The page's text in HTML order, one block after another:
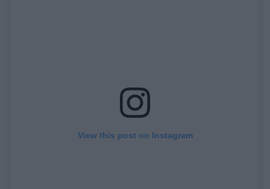
View this post on Instagram